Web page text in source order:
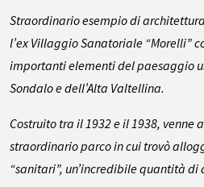
Straordinario esempio di
l’ex Villaggio Sanatoriale “Morelli”
importanti elementi del paesaggio
Sondalo e dell’Alta Valtellina.
Costruito tra il 1932 e il 1938, venne
straordinario parco in cui trovò
“sanitari”, un’incredibile quantità